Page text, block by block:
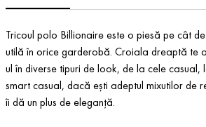
Tricoul polo Billionaire este o piesă pe cât
utilă în orice garderobă. Croiala dreaptă te
ul în diverse tipuri de look, de la cele casual,
smart casual, dacă ești adeptul mixutilor de
îi dă un plus de eleganță.